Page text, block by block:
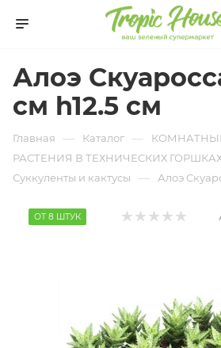
Алоэ
см h12.5 см
Главная — Каталог —
РАСТЕНИЯ В ТЕХНИЧЕСКИХ
Суккуленты и кактусы — Алоэ
ОТ 8 ШТУК